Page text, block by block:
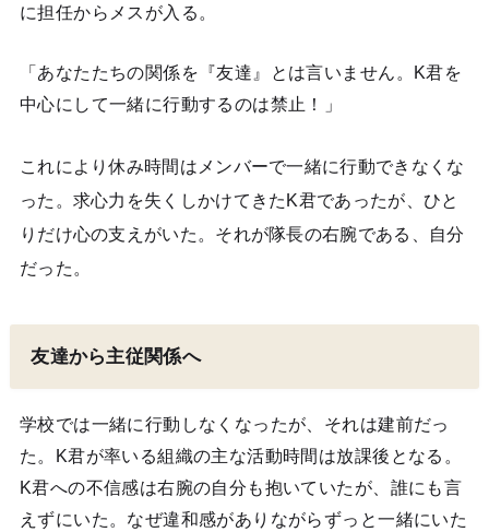
に担任からメスが入る。
「あなたたちの関係を『友達』とは言いません。K君を
中心にして一緒に行動するのは禁止！」
これにより休み時間はメンバーで一緒に行動できなくな
った。求心力を失くしかけてきたK君であったが、ひと
りだけ心の支えがいた。それが隊長の右腕である、自分
だった。
友達から主従関係へ
学校では一緒に行動しなくなったが、それは建前だっ
た。K君が率いる組織の主な活動時間は放課後となる。
K君への不信感は右腕の自分も抱いていたが、誰にも言
えずにいた。なぜ違和感がありながらずっと一緒にいた